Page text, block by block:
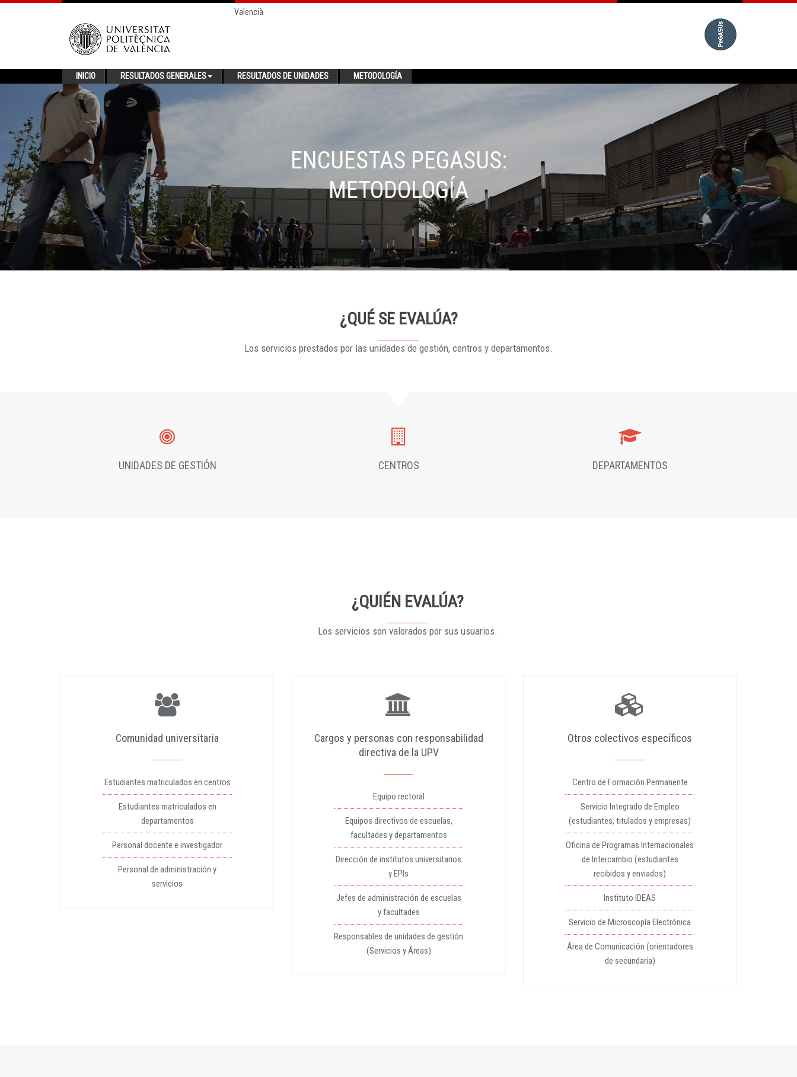
Valencià
INICIO RESULTADOS GENERALES RESULTADOS DE UNIDADES METODOLOGÍA
ENCUESTAS PEGASUS:
METODOLOGÍA
¿QUÉ SE EVALÚA?
Los servicios prestados por las unidades de gestión, centros y departamentos.
UNIDADES DE GESTIÓN CENTROS DEPARTAMENTOS
¿QUIÉN EVALÚA?
Los servicios son valorados por sus usuarios.
Comunidad universitaria
Estudiantes matriculados en centros
Estudiantes matriculados en
departamentos
Personal docente e investigador
Personal de administración y
servicios
Cargos y personas con responsabilidad
directiva de la UPV
Equipo rectoral
Equipos directivos de escuelas,
facultades y departamentos
Dirección de institutos universitarios
y EPIs
Jefes de administración de escuelas
y facultades
Responsables de unidades de gestión
(Servicios y Áreas)
Otros colectivos específicos
Centro de Formación Permanente
Servicio Integrado de Empleo
(estudiantes, titulados y empresas)
Oficina de Programas Internacionales
de Intercambio (estudiantes
recibidos y enviados)
Instituto IDEAS
Servicio de Microscopía Electrónica
Área de Comunicación (orientadores
de secundaria)